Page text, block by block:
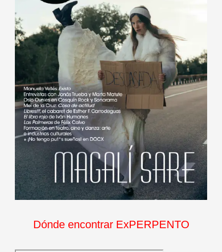
Dónde encontrar ExPERPENTO